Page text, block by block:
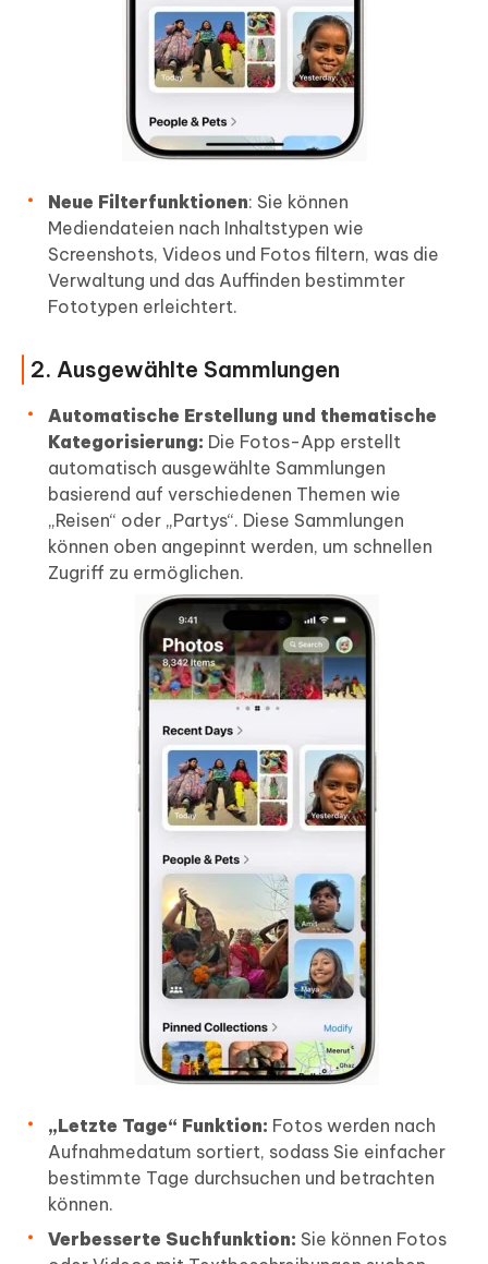
Neue Filterfunktionen: Sie können
Mediendateien nach Inhaltstypen wie
Screenshots, Videos und Fotos filtern, was die
Verwaltung und das Auffinden bestimmter
Fototypen erleichtert.
2. Ausgewählte Sammlungen
Automatische Erstellung und thematische
Kategorisierung: Die Fotos-App erstellt
automatisch ausgewählte Sammlungen
basierend auf verschiedenen Themen wie
„Reisen“ oder „Partys“. Diese Sammlungen
können oben angepinnt werden, um schnellen
Zugriff zu ermöglichen.
„Letzte Tage“ Funktion: Fotos werden nach
Aufnahmedatum sortiert, sodass Sie einfacher
bestimmte Tage durchsuchen und betrachten
können.
Verbesserte Suchfunktion: Sie können Fotos